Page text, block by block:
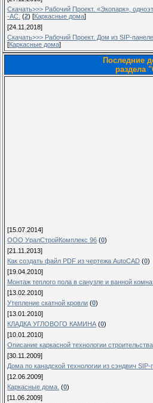
Скачать>>> Рабочий Проект. «Экопарк»,
-АС. (2) [Каркасные дома]
[24.11.2018]
Скачать>>> Рабочий Проект. Дом из SIP-
[Каркасные дома]
Последние
раздела
[15.07.2014]
ООО УралСтройКомплекс 96 (0)
[21.11.2013]
Как создать файл PDF из чертежа AutoCAD (0)
[19.04.2010]
Монтаж теплого пола в санузле и ванной
[13.02.2010]
Утепление скатной кровли (0)
[13.01.2010]
КЛАДКА УГЛОВОГО КАМИНА (0)
[10.01.2010]
Описание каркасной технологии
[30.11.2009]
Дома по канадской технологии из сэндвич SIP-
[12.06.2009]
Каркасные дома. (0)
[11.06.2009]